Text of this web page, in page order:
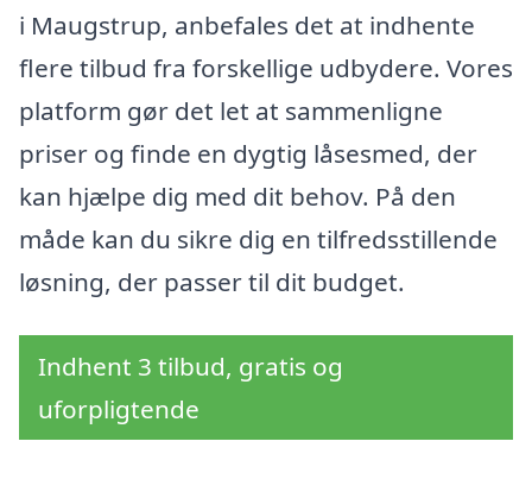
i Maugstrup, anbefales det at indhente
flere tilbud fra forskellige udbydere. Vores
platform gør det let at sammenligne
priser og finde en dygtig låsesmed, der
kan hjælpe dig med dit behov. På den
måde kan du sikre dig en tilfredsstillende
løsning, der passer til dit budget.
Indhent 3 tilbud, gratis og
uforpligtende